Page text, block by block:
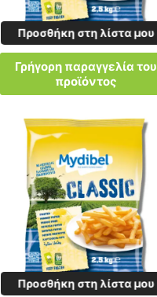
Προσθήκη στη λίστα μου
Γρήγορη παραγγελία του
προϊόντος
Προσθήκη στη λίστα μου